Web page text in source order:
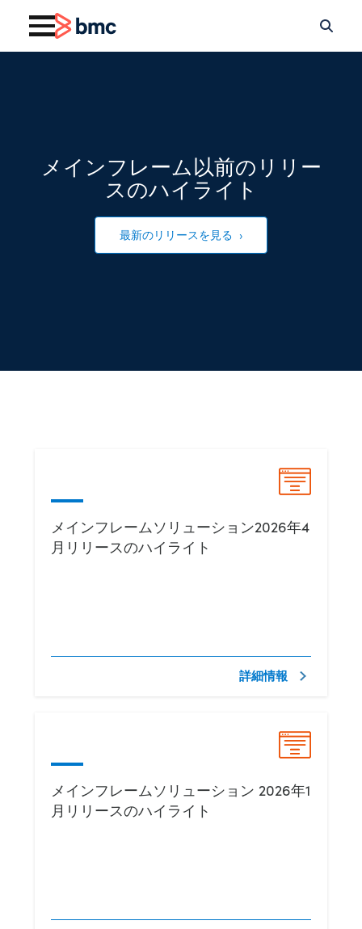
メインフレーム以前のリリー
スのハイライト
最新のリリースを見る
メインフレームソリューション2026年4
月リリースのハイライト
詳細情報
メインフレームソリューション 2026年1
月リリースのハイライト